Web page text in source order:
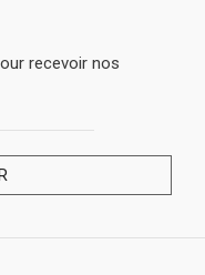
recevoir nos